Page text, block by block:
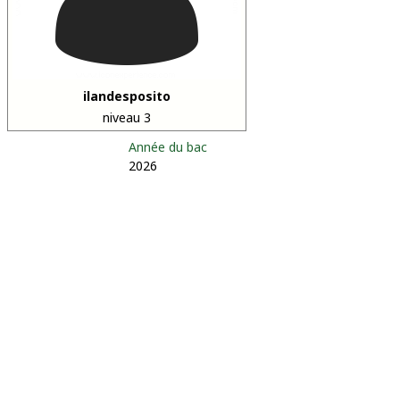
ilandesposito
niveau 3
Année du bac
2026